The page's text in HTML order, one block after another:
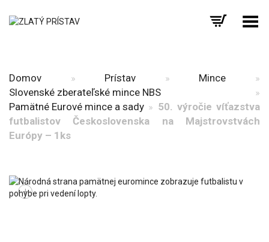
Prepnúť menu
Domov » Prístav » Mince »
Slovenské zberateľské mince NBS »
Pamätné Eurové mince a sady » 50. výročie víťazstva
futbalistov Československa na Majstrovstvách
Európy – 1ks
+